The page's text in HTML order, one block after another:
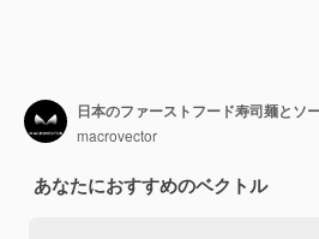
macrovector
あなたにおすすめのベクトル